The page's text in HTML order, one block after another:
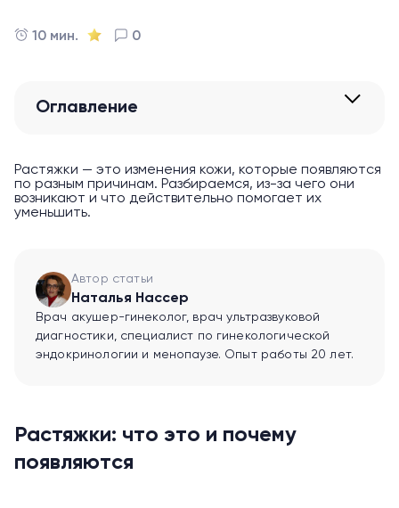
10 мин. 0
Оглавление
Растяжки — это изменения кожи, которые появляются
по разным причинам. Разбираемся, из-за чего они
возникают и что действительно помогает их
уменьшить.
Автор статьи
Наталья Нассер
Врач акушер-гинеколог, врач ультразвуковой
диагностики, специалист по гинекологической
эндокринологии и менопаузе. Опыт работы 20 лет.
Растяжки: что это и почему
появляются